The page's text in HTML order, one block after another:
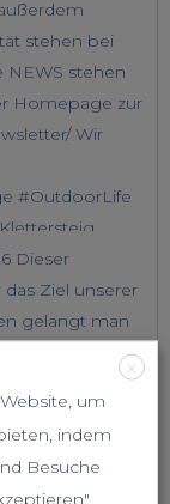
X
um
indem
Besuche